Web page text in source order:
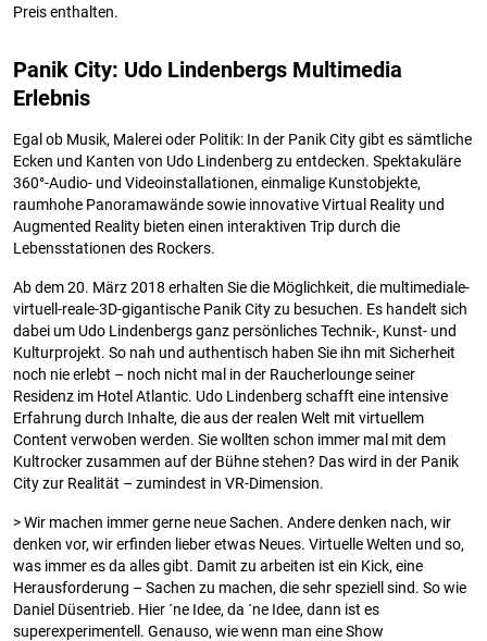
Preis enthalten.
Panik City: Udo Lindenbergs Multimedia
Erlebnis
Egal ob Musik, Malerei oder Politik: In der Panik City gibt es sämtliche
Ecken und Kanten von Udo Lindenberg zu entdecken. Spektakuläre
360°-Audio- und Videoinstallationen, einmalige Kunstobjekte,
raumhohe Panoramawände sowie innovative Virtual Reality und
Augmented Reality bieten einen interaktiven Trip durch die
Lebensstationen des Rockers.
Ab dem 20. März 2018 erhalten Sie die Möglichkeit, die multimediale-
virtuell-reale-3D-gigantische Panik City zu besuchen. Es handelt sich
dabei um Udo Lindenbergs ganz persönliches Technik-, Kunst- und
Kulturprojekt. So nah und authentisch haben Sie ihn mit Sicherheit
noch nie erlebt – noch nicht mal in der Raucherlounge seiner
Residenz im Hotel Atlantic. Udo Lindenberg schafft eine intensive
Erfahrung durch Inhalte, die aus der realen Welt mit virtuellem
Content verwoben werden. Sie wollten schon immer mal mit dem
Kultrocker zusammen auf der Bühne stehen? Das wird in der Panik
City zur Realität – zumindest in VR-Dimension.
> Wir machen immer gerne neue Sachen. Andere denken nach, wir
denken vor, wir erfinden lieber etwas Neues. Virtuelle Welten und so,
was immer es da alles gibt. Damit zu arbeiten ist ein Kick, eine
Herausforderung – Sachen zu machen, die sehr speziell sind. So wie
Daniel Düsentrieb. Hier ´ne Idee, da ´ne Idee, dann ist es
superexperimentell. Genauso, wie wenn man eine Show